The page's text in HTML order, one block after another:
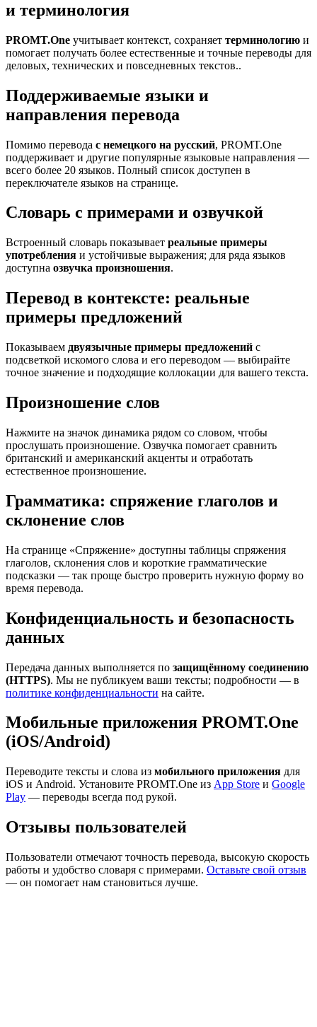
и терминология
PROMT.One учитывает контекст, сохраняет терминологию и
помогает получать более естественные и точные переводы для
деловых, технических и повседневных текстов..
Поддерживаемые языки и
направления перевода
Помимо перевода с немецкого на русский, PROMT.One
поддерживает и другие популярные языковые направления —
всего более 20 языков. Полный список доступен в
переключателе языков на странице.
Словарь с примерами и озвучкой
Встроенный словарь показывает реальные примеры
употребления и устойчивые выражения; для ряда языков
доступна озвучка произношения.
Перевод в контексте: реальные
примеры предложений
Показываем двуязычные примеры предложений с
подсветкой искомого слова и его переводом — выбирайте
точное значение и подходящие коллокации для вашего текста.
Произношение слов
Нажмите на значок динамика рядом со словом, чтобы
прослушать произношение. Озвучка помогает сравнить
британский и американский акценты и отработать
естественное произношение.
Грамматика: спряжение глаголов и
склонение слов
На странице «Спряжение» доступны таблицы спряжения
глаголов, склонения слов и короткие грамматические
подсказки — так проще быстро проверить нужную форму во
время перевода.
Конфиденциальность и безопасность
данных
Передача данных выполняется по защищённому соединению
(HTTPS). Мы не публикуем ваши тексты; подробности — в
политике конфиденциальности на сайте.
Мобильные приложения PROMT.One
(iOS/Android)
Переводите тексты и слова из мобильного приложения для
iOS и Android. Установите PROMT.One из App Store и Google
Play — переводы всегда под рукой.
Отзывы пользователей
Пользователи отмечают точность перевода, высокую скорость
работы и удобство словаря с примерами. Оставьте свой отзыв
— он помогает нам становиться лучше.